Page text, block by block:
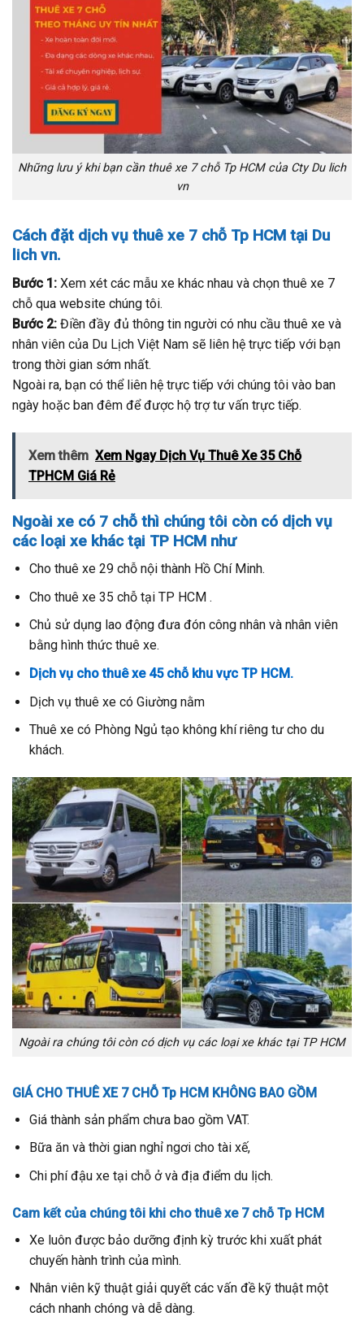
Những lưu ý khi bạn cần thuê xe 7 chỗ Tp HCM của Cty Du lich
vn
Cách đặt dịch vụ thuê xe 7 chỗ Tp HCM tại Du
lich vn.
Bước 1: Xem xét các mẫu xe khác nhau và chọn thuê xe 7
chỗ qua website chúng tôi.
Bước 2: Điền đầy đủ thông tin người có nhu cầu thuê xe và
nhân viên của Du Lịch Việt Nam sẽ liên hệ trực tiếp với bạn
trong thời gian sớm nhất.
Ngoài ra, bạn có thể liên hệ trực tiếp với chúng tôi vào ban
ngày hoặc ban đêm để được hộ trợ tư vấn trực tiếp.
Xem thêm Xem Ngay Dịch Vụ Thuê Xe 35 Chỗ
TPHCM Giá Rẻ
Ngoài xe có 7 chỗ thì chúng tôi còn có dịch vụ
các loại xe khác tại TP HCM như
Cho thuê xe 29 chỗ nội thành Hồ Chí Minh.
Cho thuê xe 35 chỗ tại TP HCM .
Chủ sử dụng lao động đưa đón công nhân và nhân viên
bằng hình thức thuê xe.
Dịch vụ cho thuê xe 45 chỗ khu vực TP HCM.
Dịch vụ thuê xe có Giường nằm
Thuê xe có Phòng Ngủ tạo không khí riêng tư cho du
khách.
Ngoài ra chúng tôi còn có dịch vụ các loại xe khác tại TP HCM
GIÁ CHO THUÊ XE 7 CHỖ Tp HCM KHÔNG BAO GỒM
Giá thành sản phẩm chưa bao gồm VAT.
Bữa ăn và thời gian nghỉ ngơi cho tài xế,
Chi phí đậu xe tại chỗ ở và địa điểm du lịch.
Cam kết của chúng tôi khi cho thuê xe 7 chỗ Tp HCM
Xe luôn được bảo dưỡng định kỳ trước khi xuất phát
chuyến hành trình của mình.
Nhân viên kỹ thuật giải quyết các vấn đề kỹ thuật một
cách nhanh chóng và dễ dàng.